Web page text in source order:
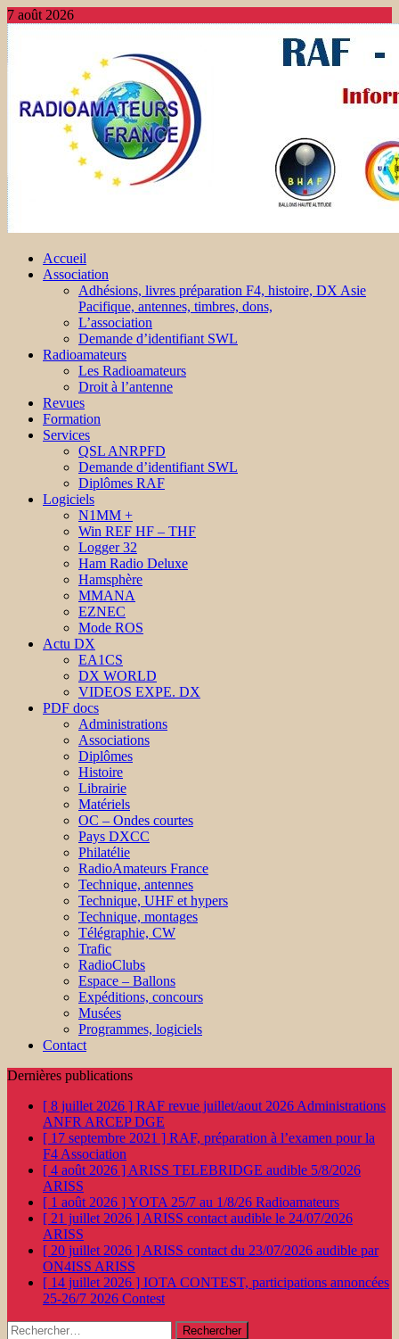
7 août 2026
Accueil
Association
Adhésions, livres préparation F4, histoire, DX Asie
Pacifique, antennes, timbres, dons,
L’association
Demande d’identifiant SWL
Radioamateurs
Les Radioamateurs
Droit à l’antenne
Revues
Formation
Services
QSL ANRPFD
Demande d’identifiant SWL
Diplômes RAF
Logiciels
N1MM +
Win REF HF – THF
Logger 32
Ham Radio Deluxe
Hamsphère
MMANA
EZNEC
Mode ROS
Actu DX
EA1CS
DX WORLD
VIDEOS EXPE. DX
PDF docs
Administrations
Associations
Diplômes
Histoire
Librairie
Matériels
OC – Ondes courtes
Pays DXCC
Philatélie
RadioAmateurs France
Technique, antennes
Technique, UHF et hypers
Technique, montages
Télégraphie, CW
Trafic
RadioClubs
Espace – Ballons
Expéditions, concours
Musées
Programmes, logiciels
Contact
Dernières publications
[ 8 juillet 2026 ] RAF revue juillet/aout 2026 Administrations
ANFR ARCEP DGE
[ 17 septembre 2021 ] RAF, préparation à l’examen pour la
F4 Association
[ 4 août 2026 ] ARISS TELEBRIDGE audible 5/8/2026
ARISS
[ 1 août 2026 ]YOTA 25/7 au 1/8/26 Radioamateurs
[ 21 juillet 2026 ] ARISS contact audible le 24/07/2026
ARISS
[ 20 juillet 2026 ] ARISS contact du 23/07/2026 audible par
ON4ISS ARISS
[ 14 juillet 2026 ] IOTA CONTEST, participations annoncées
25-26/7 2026 Contest
Rechercher :